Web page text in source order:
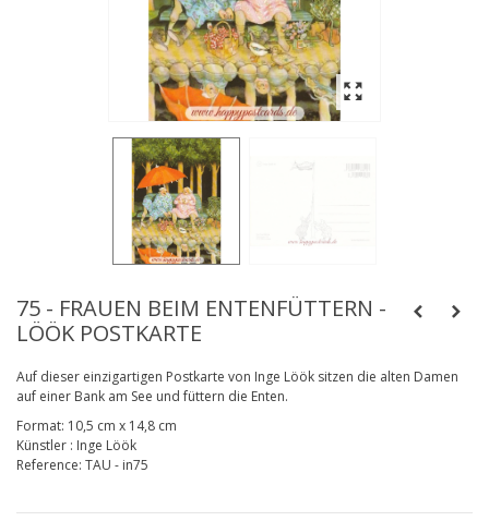
75 - FRAUEN BEIM ENTENFÜTTERN -
LÖÖK POSTKARTE
Auf dieser einzigartigen Postkarte von Inge Löök sitzen die alten Damen
auf einer Bank am See und füttern die Enten.
Format: 10,5 cm x 14,8 cm
Künstler : Inge Löök
Reference: TAU - in75